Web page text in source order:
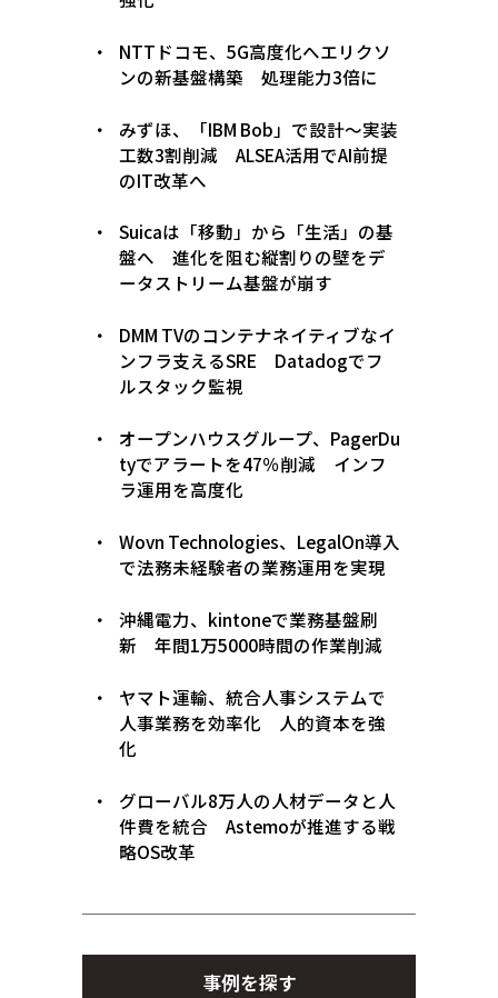
NTTドコモ、5G高度化へエリクソ
ンの新基盤構築 処理能力3倍に
みずほ、「IBM Bob」で設計〜実装
工数3割削減 ALSEA活用でAI前提
のIT改革へ
Suicaは「移動」から「生活」の基
盤へ 進化を阻む縦割りの壁をデ
ータストリーム基盤が崩す
DMM TVのコンテナネイティブなイ
ンフラ支えるSRE Datadogでフ
ルスタック監視
オープンハウスグループ、PagerDu
tyでアラートを47％削減 インフ
ラ運用を高度化
Wovn Technologies、LegalOn導入
で法務未経験者の業務運用を実現
沖縄電力、kintoneで業務基盤刷
新 年間1万5000時間の作業削減
ヤマト運輸、統合人事システムで
人事業務を効率化 人的資本を強
化
グローバル8万人の人材データと人
件費を統合 Astemoが推進する戦
略OS改革
事例を探す